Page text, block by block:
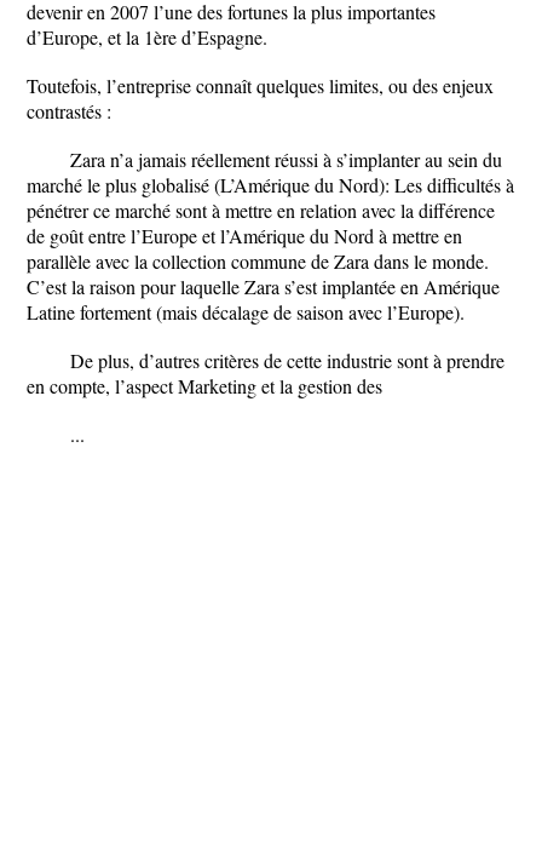
devenir en 2007 l’une des fortunes la plus importantes
d’Europe, et la 1ère d’Espagne.
Toutefois, l’entreprise connaît quelques limites, ou des enjeux
contrastés :
Zara n’a jamais réellement réussi à s’implanter au sein du
marché le plus globalisé (L’Amérique du Nord): Les difficultés à
pénétrer ce marché sont à mettre en relation avec la différence
de goût entre l’Europe et l’Amérique du Nord à mettre en
parallèle avec la collection commune de Zara dans le monde.
C’est la raison pour laquelle Zara s’est implantée en Amérique
Latine fortement (mais décalage de saison avec l’Europe).
De plus, d’autres critères de cette industrie sont à prendre
en compte, l’aspect Marketing et la gestion des
...